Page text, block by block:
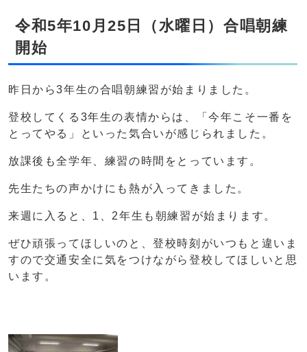
令和5年10月25日（水曜日）合唱朝練
開始
昨日から3年生の合唱朝練習が始まりました。
登校してくる3年生の表情からは、「今年こそ一番を
とってやる」といった気合いが感じられました。
放課後も全学年、練習の時間をとっています。
先生たちの声かけにも熱が入ってきました。
来週に入ると、1、2年生も朝練習が始まります。
ぜひ頑張ってほしいのと、登校時刻がいつもと違いま
すので交通安全に気をつけながら登校してほしいと思
います。